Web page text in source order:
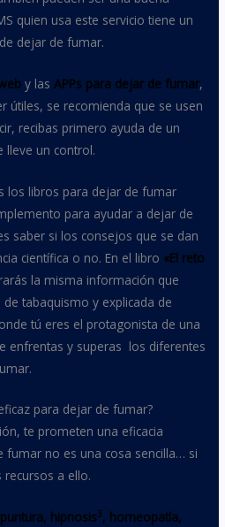
quien usa este servicio tiene un
dejar de fumar.
y lasAPPs para dejar de fumar,
útiles, se recomienda que se usen
recibas primero ayuda de un
lleve un control.
los libros para dejar de fumar
para ayudar a dejar de
saber si los consejos que se dan
científica o no. En el libro «El reto
la misma información que
tabaquismo y explicada de
tú eres el protagonista de una
enfrentas y superas los diferentes
para dejar de fumar?
te prometen una eficacia
fumar no es una cosa sencilla… si
a ello.
hipnosis3, homeopatía,